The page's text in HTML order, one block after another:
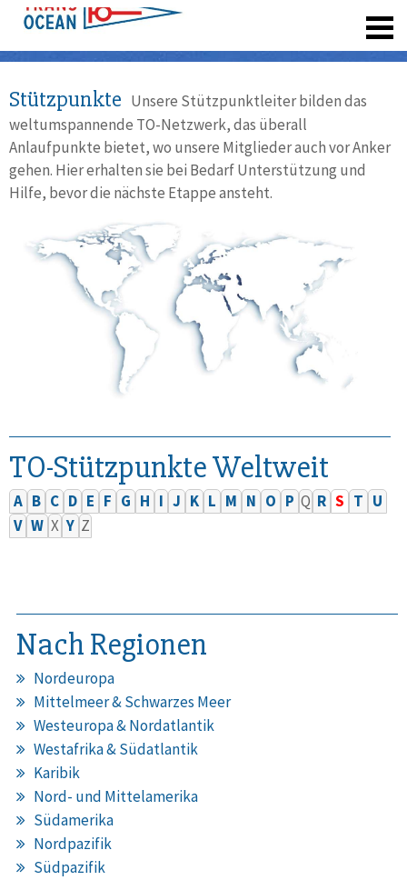
Stützpunkte Unsere Stützpunktleiter bilden das
weltumspannende TO-Netzwerk, das überall
Anlaufpunkte bietet, wo unsere Mitglieder auch vor Anker
gehen. Hier erhalten sie bei Bedarf Unterstützung und
Hilfe, bevor die nächste Etappe ansteht.
TO-Stützpunkte Weltweit
A B C D E F G H I J K L M N O P Q R S T U
V W X Y Z
Nach Regionen
Nordeuropa
Mittelmeer & Schwarzes Meer
Westeuropa & Nordatlantik
Westafrika & Südatlantik
Karibik
Nord- und Mittelamerika
Südamerika
Nordpazifik
Südpazifik